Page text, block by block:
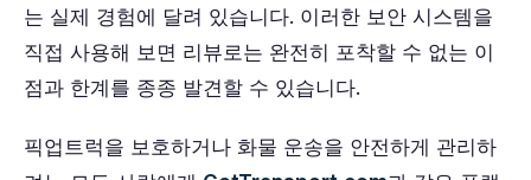
는 실제 경험에 달려 있습니다. 이러한 보안 시스템을
직접 사용해 보면 리뷰로는 완전히 포착할 수 없는 이
점과 한계를 종종 발견할 수 있습니다.
픽업트럭을 보호하거나 화물 운송을 안전하게 관리하